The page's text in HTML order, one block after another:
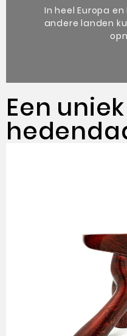
In heel Europa
andere landen
Een uniek